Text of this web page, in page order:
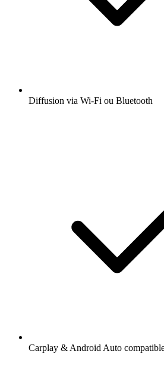
Diffusion via Wi-Fi ou Bluetooth
Carplay & Android Auto